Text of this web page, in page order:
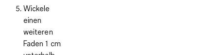
Wickele
einen
weiteren
Faden 1 cm